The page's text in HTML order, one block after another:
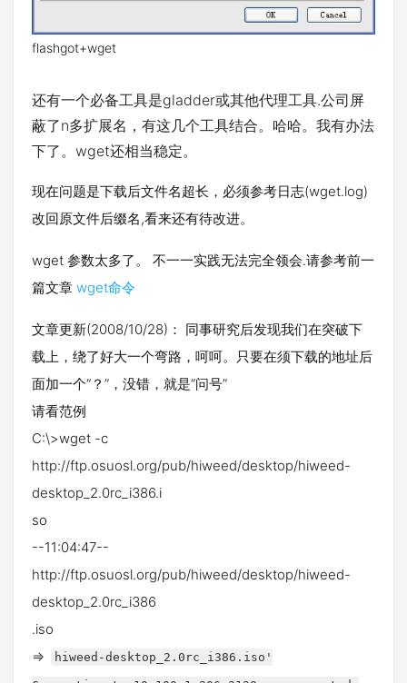
flashgot+wget
还有一个必备工具是gladder或其他代理工具.公司屏
蔽了n多扩展名，有这几个工具结合。哈哈。我有办法
下了。wget还相当稳定。
现在问题是下载后文件名超长，必须参考日志(wget.log)
改回原文件后缀名,看来还有待改进。
wget 参数太多了。 不一一实践无法完全领会.请参考前一
篇文章 wget命令
文章更新(2008/10/28)： 同事研究后发现我们在突破下
载上，绕了好大一个弯路，呵呵。只要在须下载的地址后
面加一个“？”，没错，就是“问号”
请看范例
C:\>wget -c
http://ftp.osuosl.org/pub/hiweed/desktop/hiweed-
desktop_2.0rc_i386.i
so
--11:04:47--
http://ftp.osuosl.org/pub/hiweed/desktop/hiweed-
desktop_2.0rc_i386
.iso
=>
hiweed-desktop_2.0rc_i386.iso'